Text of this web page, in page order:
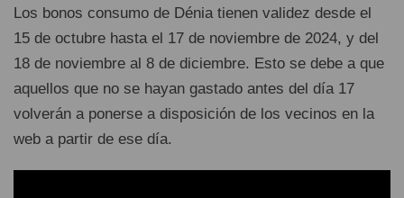
Los bonos consumo de Dénia tienen validez desde el
15 de octubre hasta el 17 de noviembre de 2024, y del
18 de noviembre al 8 de diciembre. Esto se debe a que
aquellos que no se hayan gastado antes del día 17
volverán a ponerse a disposición de los vecinos en la
web a partir de ese día.